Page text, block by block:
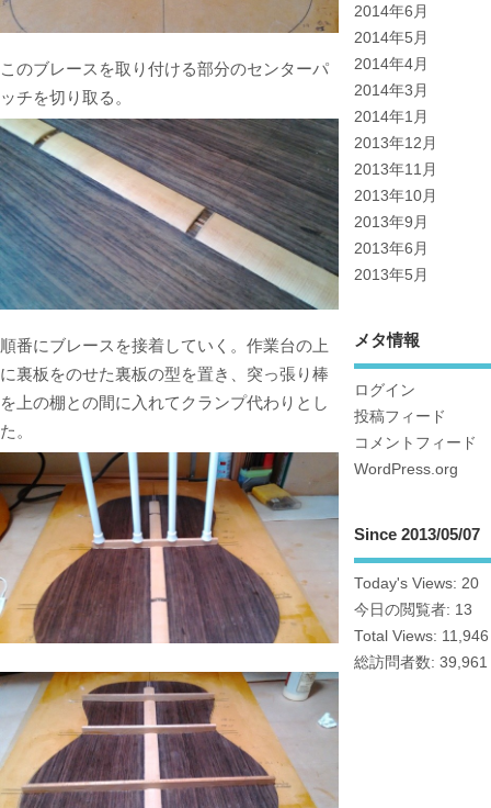
このブレースを取り付ける部分のセンターパ
ッチを切り取る。
順番にブレースを接着していく。作業台の上
に裏板をのせた裏板の型を置き、突っ張り棒
を上の棚との間に入れてクランプ代わりとし
た。
2014年6月
2014年5月
2014年4月
2014年3月
2014年1月
2013年12月
2013年11月
2013年10月
2013年9月
2013年6月
2013年5月
メタ情報
ログイン
投稿フィード
コメントフィード
WordPress.org
Since 2013/05/07
Today's Views: 20
今日の閲覧者: 13
Total Views: 11,946
総訪問者数: 39,961